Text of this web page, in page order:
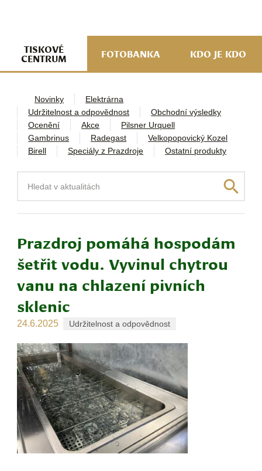
TISKOVÉ
CENTRUM FOTOBANKA KDO JE KDO
Novinky
Elektrárna
Udržitelnost a odpovědnost
Obchodní výsledky
Ocenění
Akce
Pilsner Urquell
Gambrinus
Radegast
Velkopopovický Kozel
Birell
Speciály z Prazdroje Ostatní produkty
Prazdroj pomáhá hospodám
šetřit vodu. Vyvinul chytrou
vanu na chlazení pivních
sklenic
24.6.2025 Udržitelnost a odpovědnost